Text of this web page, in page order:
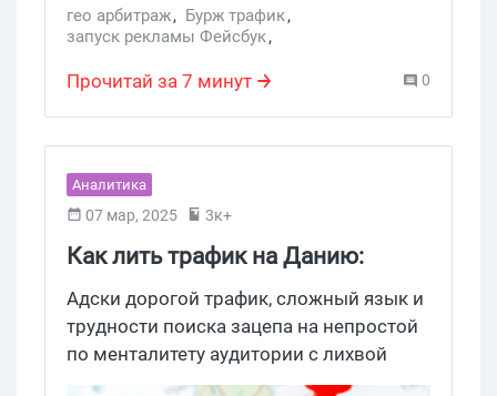
Германия (DE) и Австралия (AU).
Погнали смотреть, что там льют, какие
бренды в топе и как откусить свой кусок
пирога.
гео арбитраж, Бурж трафик,
запуск рекламы Фейсбук,
ГЕО Германия,Креативы Facebook
прямой рекламодатель,Гемблинг,
гемблинг арбитраж,гемблинг бурж,
aso трафик гемблинг
Прочитай за 7 минут 0
Аналитика
07 мар, 2025 3к+
Как лить трафик на Данию:
обзор ГЕО
Адски дорогой трафик, сложный язык и
трудности поиска зацепа на непростой
по менталитету аудитории с лихвой
окупаются тем, зачем вебмастер